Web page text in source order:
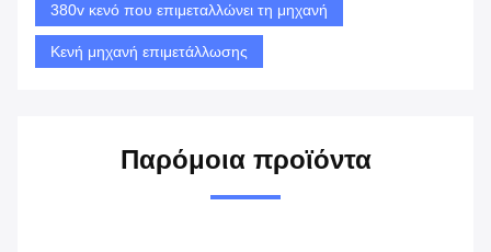
380v κενό που επιμεταλλώνει τη μηχανή
Κενή μηχανή επιμετάλλωσης
Παρόμοια προϊόντα